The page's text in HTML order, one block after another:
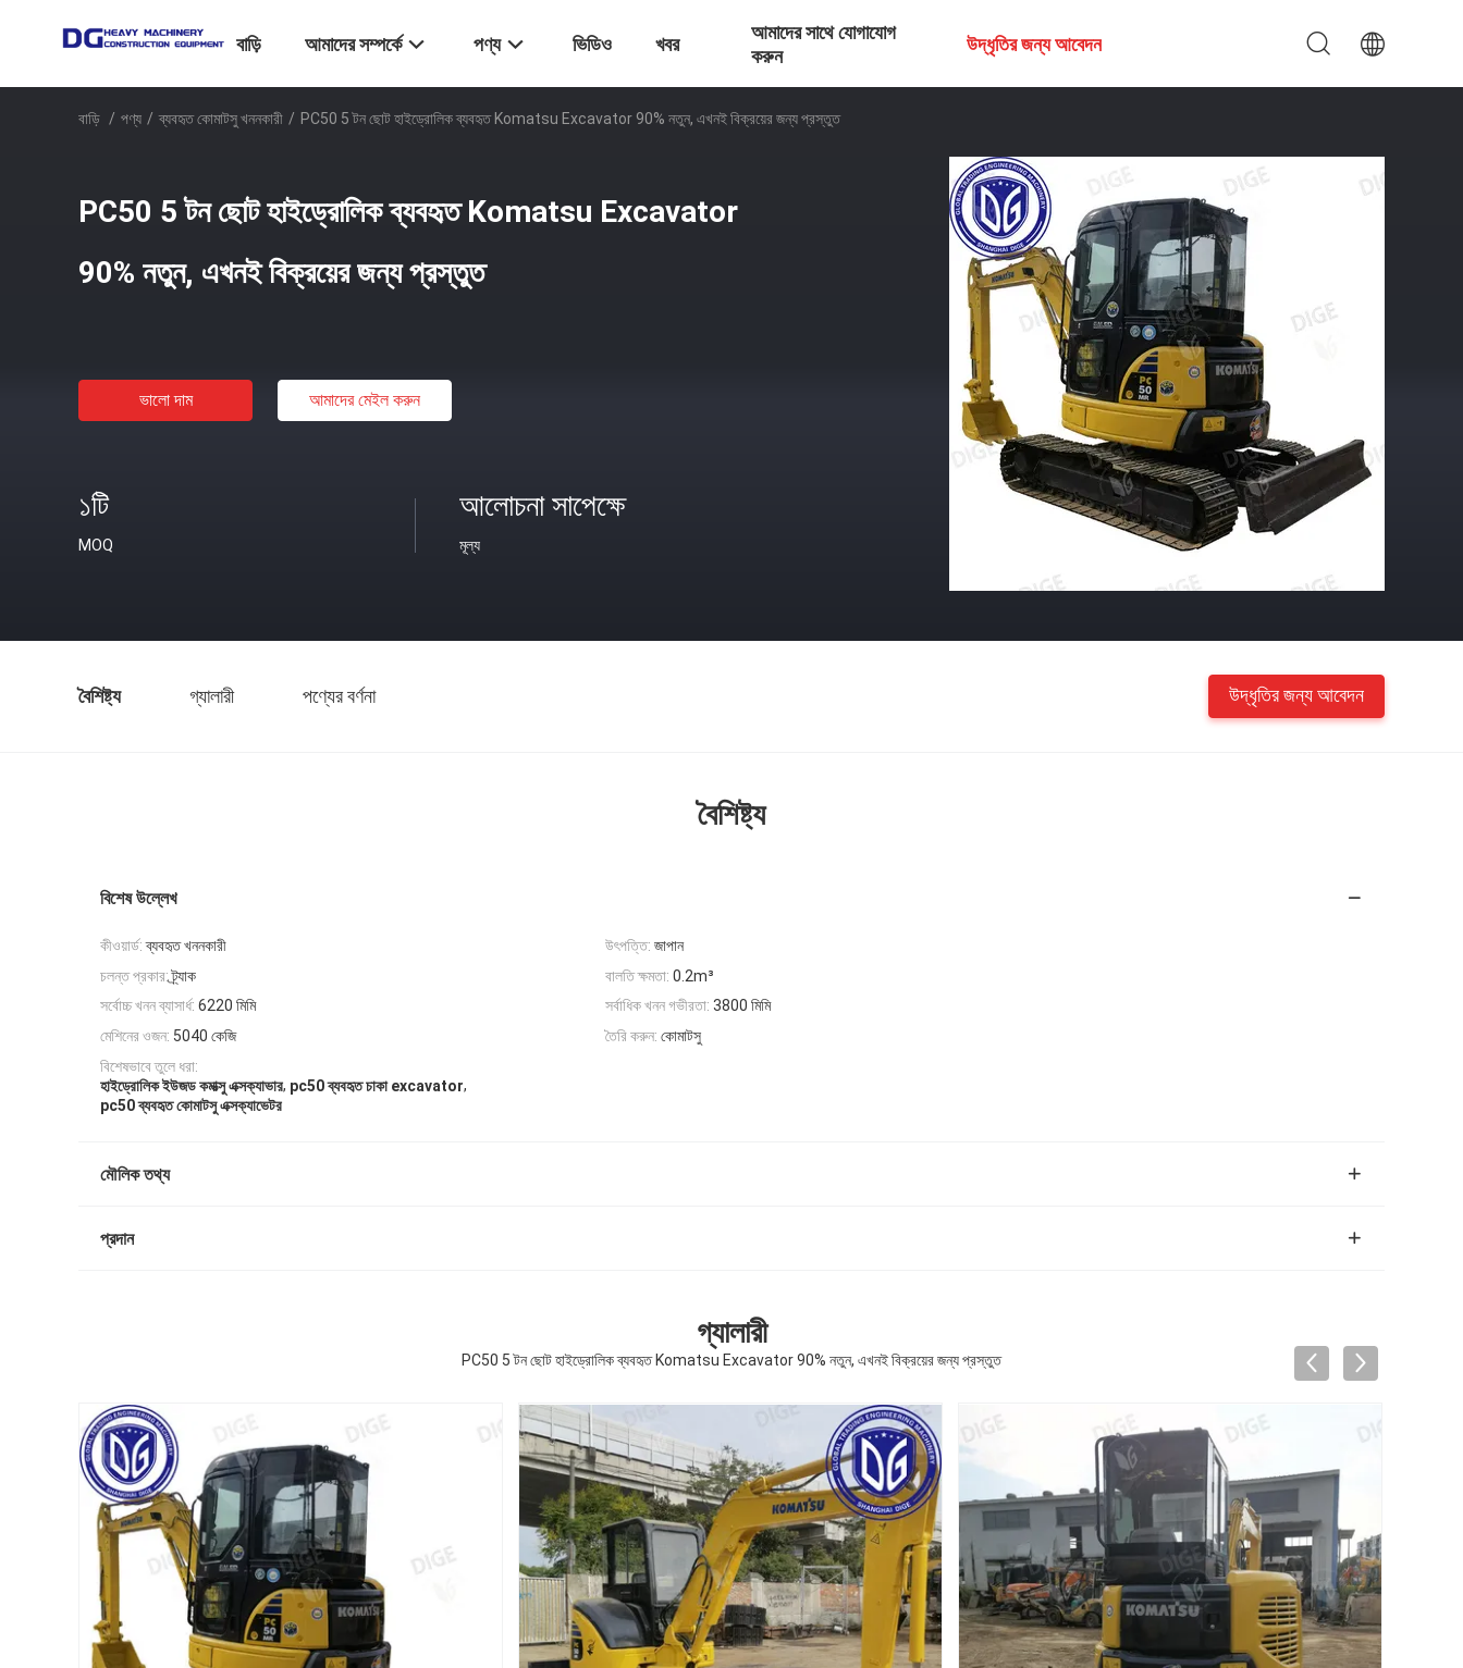
বাড়ি আমাদের সম্পর্কে পণ্য ভিডিও খবর
আমাদের সাথে যোগাযোগ
করুন
উদ্ধৃতির জন্য আবেদন
বাড়ি / পণ্য / ব্যবহৃত কোমাটসু খননকারী / PC50 5 টন ছোট হাইড্রোলিক ব্যবহৃত Komatsu Excavator 90% নতুন, এখনই বিক্রয়ের জন্য প্রস্তুত
PC50 5 টন ছোট হাইড্রোলিক ব্যবহৃত Komatsu Excavator
90% নতুন, এখনই বিক্রয়ের জন্য প্রস্তুত
ভালো দাম আমাদের মেইল ​​করুন
১টি
MOQ
আলোচনা সাপেক্ষে
মূল্য
বৈশিষ্ট্য গ্যালারী পণ্যের বর্ণনা উদ্ধৃতির জন্য আবেদন
বৈশিষ্ট্য
বিশেষ উল্লেখ
কীওয়ার্ড: ব্যবহৃত খননকারী উৎপত্তি: জাপান
চলন্ত প্রকার:ট্র্যাক বালতি ক্ষমতা: 0.2m³
সর্বোচ্চ খনন ব্যাসার্ধ: 6220 মিমি সর্বাধিক খনন গভীরতা: 3800 মিমি
মেশিনের ওজন: 5040 কেজি তৈরি করুন: কোমাটসু
বিশেষভাবে তুলে ধরা:
হাইড্রোলিক ইউজড কমাত্সু এক্সক্যাভার, pc50 ব্যবহৃত চাকা excavator,
pc50 ব্যবহৃত কোমাটসু এক্সক্যাভেটর
মৌলিক তথ্য
প্রদান
গ্যালারী
PC50 5 টন ছোট হাইড্রোলিক ব্যবহৃত Komatsu Excavator 90% নতুন, এখনই বিক্রয়ের জন্য প্রস্তুত